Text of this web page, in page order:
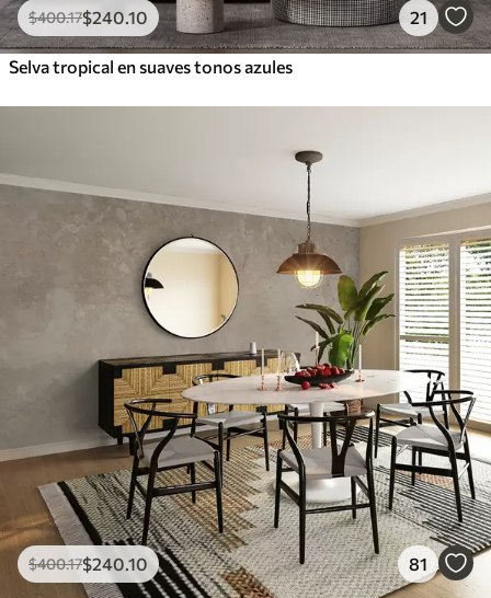
$400.17$240 .10 21
Selva tropical en suaves tonos azules
$400.17$240 .10 81